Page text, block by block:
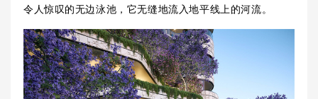
令人惊叹的无边泳池，它无缝地流入地平线上的河流。